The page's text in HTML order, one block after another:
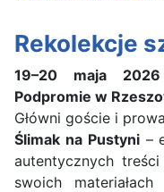
Rekolekcje
19–20 maja
Podpromie w
Główni goście i
Ślimak na Pustyni–
autentycznych
swoich